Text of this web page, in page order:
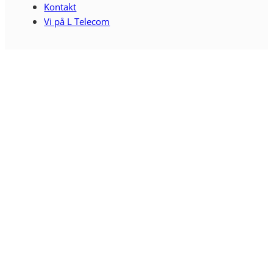
Kontakt
Vi på L Telecom